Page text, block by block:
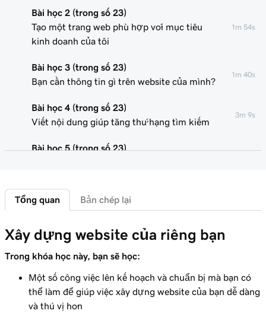
Bài học 2 (trong số 23)
Tạo một trang web phù hợp với mục tiêu
kinh doanh của tôi
1m 54s
Bài học 3 (trong số 23)
Bạn cần thông tin gì trên website của mình?
1m 40s
Bài học 4 (trong số 23)
Viết nội dung giúp tăng thứ hạng tìm kiếm
3m 9s
Bài học 5 (trong số 23)
Bài học 6 (trong số 23)
1m 51s
Bài học 7 (trong số 23)
Thêm một phần vào trang Websites +
Marketing của tôi
Bài học 8 (trong số 23)
Chỉnh sửa nội dung trong một phần hoặc
Tổng quan Bản chép lại
Xây dựng website của riêng bạn
Trong khóa học này, bạn sẽ học:
Một số công việc lên kế hoạch và chuẩn bị mà bạn có
thể làm để giúp việc xây dựng website của bạn dễ dàng
và thú vị hơn